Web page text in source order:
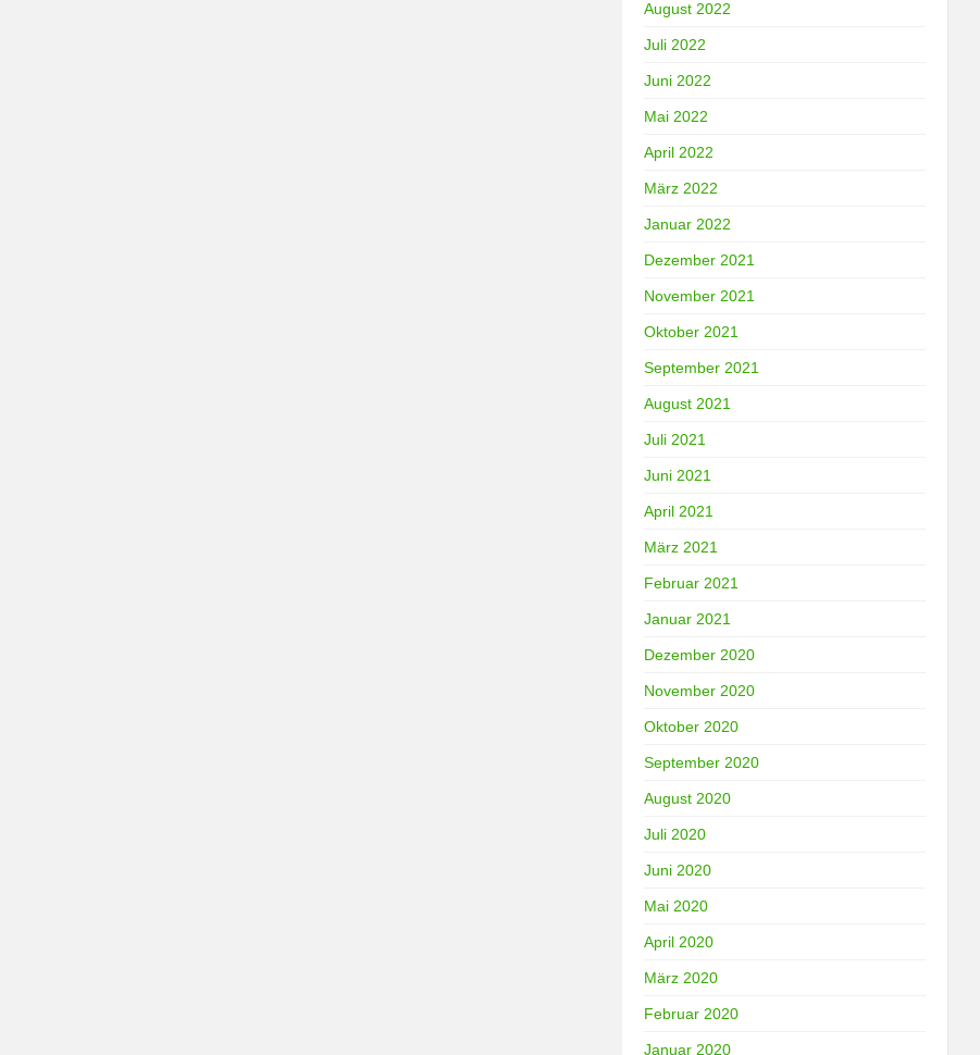
August 2022
Juli 2022
Juni 2022
Mai 2022
April 2022
März 2022
Januar 2022
Dezember 2021
November 2021
Oktober 2021
September 2021
August 2021
Juli 2021
Juni 2021
April 2021
März 2021
Februar 2021
Januar 2021
Dezember 2020
November 2020
Oktober 2020
September 2020
August 2020
Juli 2020
Juni 2020
Mai 2020
April 2020
März 2020
Februar 2020
Januar 2020